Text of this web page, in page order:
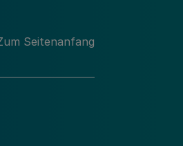
Seitenanfang